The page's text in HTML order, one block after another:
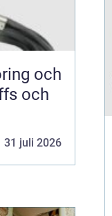
och
31 juli 2026